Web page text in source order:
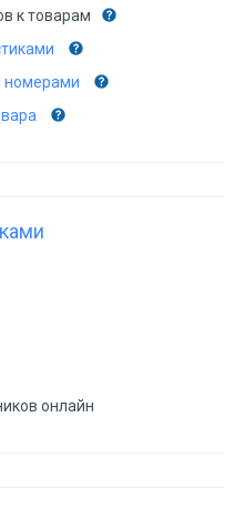
к товарам
номерами
онлайн